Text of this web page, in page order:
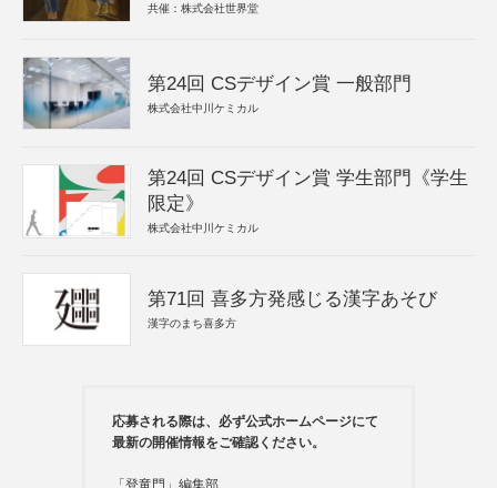
共催：株式会社世界堂
第24回 CSデザイン賞 一般部門
株式会社中川ケミカル
第24回 CSデザイン賞 学生部門《学生
限定》
株式会社中川ケミカル
第71回 喜多方発感じる漢字あそび
漢字のまち喜多方
応募される際は、必ず公式ホームページにて
最新の開催情報をご確認ください。
「登竜門」編集部